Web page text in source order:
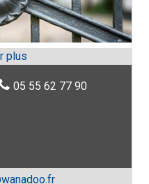
05 55 62 77 90